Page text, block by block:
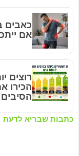
כתבות שבריא לדעת
כאבים
אם
רוצים
הכירו
הסיבים